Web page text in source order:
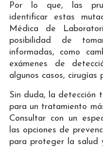
Por lo que, las
identificar estas
Médica de
posibilidad de
informadas, como
exámenes de
algunos casos, cirugías
Sin duda, la detección
para un tratamiento
Consultar con un
las opciones de
para proteger la salud